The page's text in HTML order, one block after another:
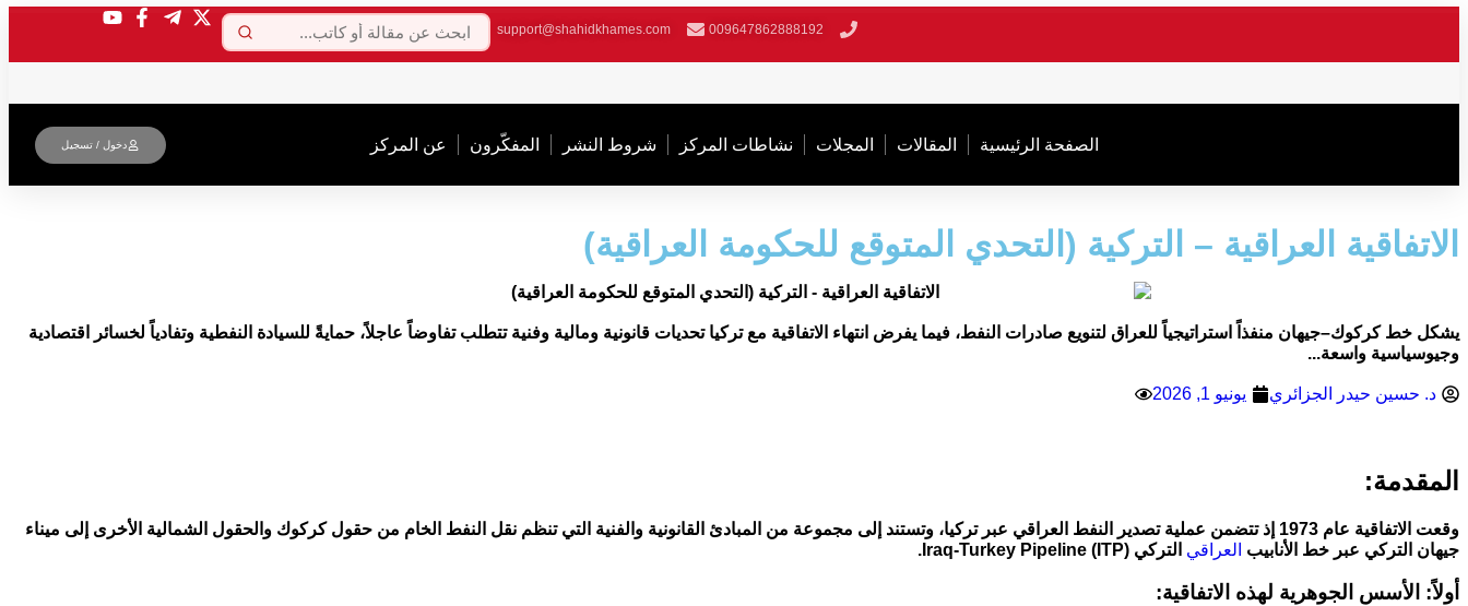
009647862888192
support@shahidkhames.com
الصفحة الرئیسیة المقالات المجلات نشاطات المركز شروط النشر المفکّرون عن المركز دخول / تسجیل
الاتفاقية العراقية – التركية (التحدي المتوقع للحكومة العراقية)
يشكل خط كركوك–جيهان منفذاً استراتيجياً للعراق لتنويع صادرات النفط، فيما يفرض انتهاء الاتفاقية مع تركيا تحديات قانونية ومالية وفنية تتطلب تفاوضاً عاجلاً، حمايةً للسيادة النفطية وتفادياً لخسائر اقتصادية
وجيوسياسية واسعة...
د. حسين حيدر الجزائري
يونيو 1, 2026
المقدمة:
وقعت الاتفاقية عام 1973 إذ تتضمن عملية تصدير النفط العراقي عبر تركيا، وتستند إلى مجموعة من المبادئ القانونية والفنية التي تنظم نقل النفط الخام من حقول كركوك والحقول الشمالية الأخرى إلى ميناء
جيهان التركي عبر خط الأنابيب العراقي التركي (ITP) Iraq-Turkey Pipeline.
أولاً: الأسس الجوهرية لهذه الاتفاقية: